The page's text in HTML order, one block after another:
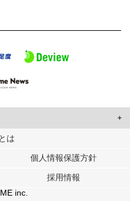
ザーに合わせたコンテンツや広告の
トナーに提供しています。
パートナーに提供した他の情報や、
したときに収集した他の情報を組み
は
個人情報保護方針
採用情報
inc.